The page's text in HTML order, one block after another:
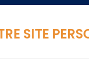
SITE